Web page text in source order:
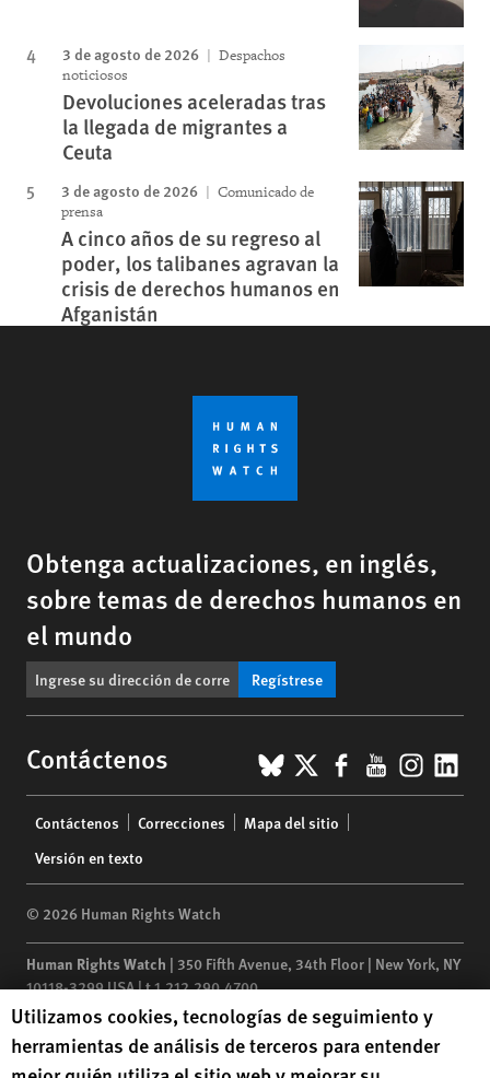
3 de agosto de 2026
Despachos
noticiosos
Devoluciones aceleradas tras
la llegada de migrantes a
Ceuta
3 de agosto de 2026
Comunicado de
prensa
A cinco años de su regreso al
poder, los talibanes agravan la
crisis de derechos humanos en
Afganistán
Obtenga actualizaciones, en inglés,
sobre temas de derechos humanos en
el mundo
Regístrese
Contáctenos BlueSky
X Facebook
YouTube
menu
Contáctenos Correcciones
Mapa del sitio
Versión en texto
© 2026 Human Rights Watch
Human Rights Watch | 350 Fifth Avenue, 34th Floor | New York, NY
10118-3299USA|t1.212.290.4700
Human Rights Watchis a 501(C)(3) nonprofit registered in the US
under EIN: 13-2875808
Human Rights Watch cookie preferences
Utilizamos cookies, tecnologías de seguimiento y
herramientas de análisis de terceros para entender